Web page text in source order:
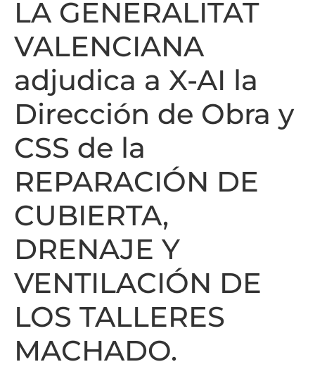
LA GENERALITAT
VALENCIANA
adjudica a X-AI la
Dirección de Obra y
CSS de la
REPARACIÓN DE
CUBIERTA,
DRENAJE Y
VENTILACIÓN DE
LOS TALLERES
MACHADO.